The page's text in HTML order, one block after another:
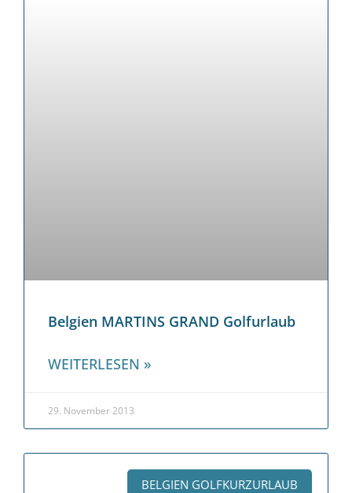
Belgien MARTINS GRAND Golfurlaub
WEITERLESEN »
29. November 2013
BELGIEN GOLFKURZURLAUB